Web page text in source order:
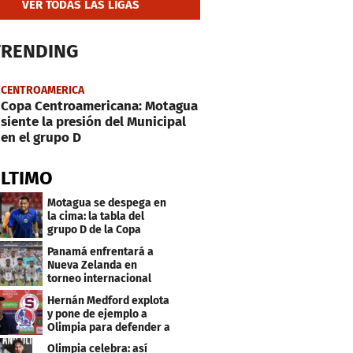
VER TODAS LAS LIGAS
CENTROAMERICA
Copa Centroamericana: Motagua
siente la presión del Municipal
en el grupo D
Motagua se despega en
la cima: la tabla del
grupo D de la Copa
Centroamericana
Panamá enfrentará a
Nueva Zelanda en
torneo internacional
durante Fecha FIFA
Hernán Medford explota
y pone de ejemplo a
Olimpia para defender a
Saprissa
Olimpia celebra: así